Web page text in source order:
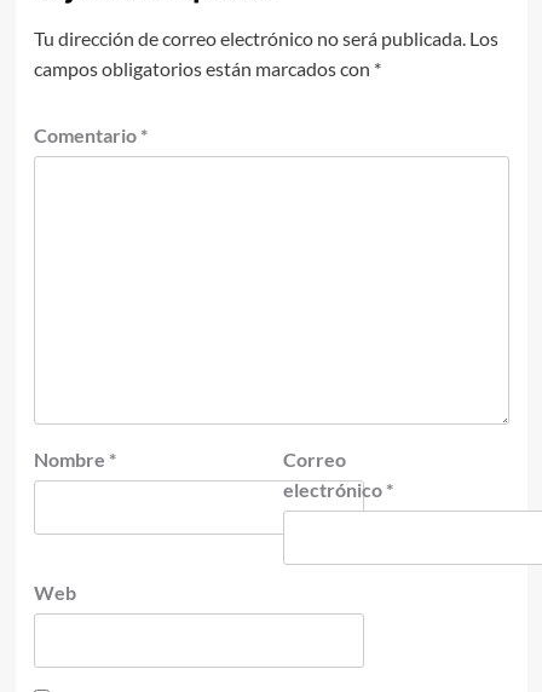
Tu dirección de correo electrónico no será publicada. Los
campos obligatorios están marcados con *
Comentario *
Nombre *
Correo
electrónico *
Web